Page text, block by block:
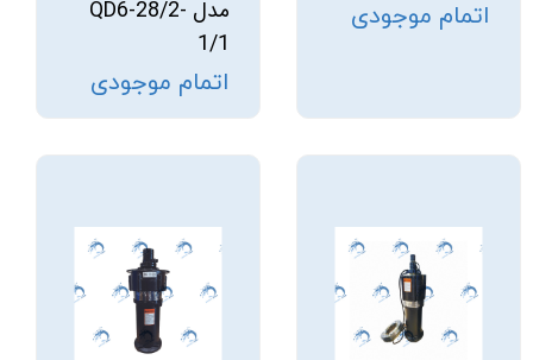
اتمام موجودی
مدل QD6-28/2-
1/1
اتمام موجودی